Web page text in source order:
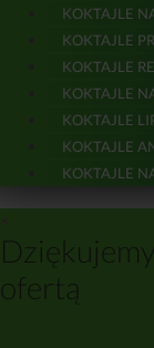
KOKTAJLE
KOKTAJLE
KOKTAJLE
KOKTAJLE
KOKTAJLE
KOKTAJLE
KOKTAJLE
ofertą